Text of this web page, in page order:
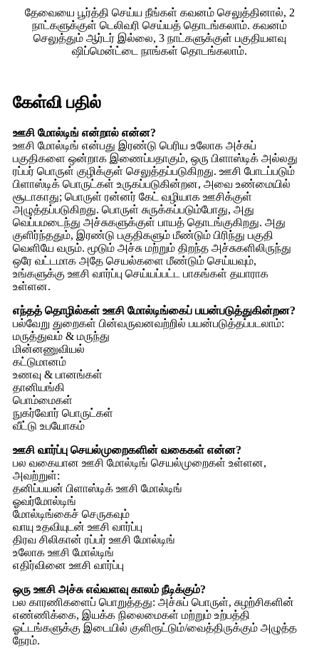
தேவையை பூர்த்தி செய்ய நீங்கள் கவனம் செலுத்தினால், 2
நாட்களுக்குள் டெலிவரி செய்யத் தொடங்கலாம். கவனம்
செலுத்தும் ஆர்டர் இல்லை, 3 நாட்களுக்குள் பகுதியளவு
ஷிப்மென்ட்டை நாங்கள் தொடங்கலாம்.
கேள்வி பதில்
ஊசி மோல்டிங் என்றால் என்ன?
ஊசி மோல்டிங் என்பது இரண்டு பெரிய உலோக அச்சுப்
பகுதிகளை ஒன்றாக இணைப்பதாகும், ஒரு பிளாஸ்டிக் அல்லது
ரப்பர் பொருள் குழிக்குள் செலுத்தப்படுகிறது. ஊசி போடப்படும்
பிளாஸ்டிக் பொருட்கள் உருகப்படுகின்றன, அவை உண்மையில்
சூடாகாது; பொருள் ரன்னர் கேட் வழியாக ஊசிக்குள்
அழுத்தப்படுகிறது. பொருள் சுருக்கப்படும்போது, ​​அது
வெப்பமடைந்து அச்சுகளுக்குள் பாயத் தொடங்குகிறது. அது
குளிர்ந்ததும், இரண்டு பகுதிகளும் மீண்டும் பிரிந்து பகுதி
வெளியே வரும். மூடும் அச்சு மற்றும் திறந்த அச்சுகளிலிருந்து
ஒரே வட்டமாக அதே செயல்களை மீண்டும் செய்யவும்,
உங்களுக்கு ஊசி வார்ப்பு செய்யப்பட்ட பாகங்கள் தயாராக
உள்ளன.
எந்தத் தொழில்கள் ஊசி மோல்டிங்கைப் பயன்படுத்துகின்றன?
பல்வேறு துறைகள் பின்வருவனவற்றில் பயன்படுத்தப்படலாம்:
மருத்துவம் & மருந்து
மின்னணுவியல்
கட்டுமானம்
உணவு & பானங்கள்
தானியங்கி
பொம்மைகள்
நுகர்வோர் பொருட்கள்
வீட்டு உபயோகம்
ஊசி வார்ப்பு செயல்முறைகளின் வகைகள் என்ன?
பல வகையான ஊசி மோல்டிங் செயல்முறைகள் உள்ளன,
அவற்றுள்:
தனிப்பயன் பிளாஸ்டிக் ஊசி மோல்டிங்
ஓவர்மோல்டிங்
மோல்டிங்கைச் செருகவும்
வாயு உதவியுடன் ஊசி வார்ப்பு
திரவ சிலிகான் ரப்பர் ஊசி மோல்டிங்
உலோக ஊசி மோல்டிங்
எதிர்வினை ஊசி வார்ப்பு
ஒரு ஊசி அச்சு எவ்வளவு காலம் நீடிக்கும்?
பல காரணிகளைப் பொறுத்தது: அச்சுப் பொருள், சுழற்சிகளின்
எண்ணிக்கை, இயக்க நிலைமைகள் மற்றும் உற்பத்தி
ஓட்டங்களுக்கு இடையில் குளிரூட்டும்/வைத்திருக்கும் அழுத்த
நேரம்.